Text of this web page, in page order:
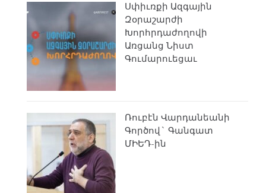
Սփիւռքի Ազգային
Զօրաշարժի
Խորհրդաժողովի
Առցանց Նիստ
Գումարուեցաւ
Ռուբէն Վարդանեանի
Գործով` Գանգատ
ՄԻԵԴ-ին